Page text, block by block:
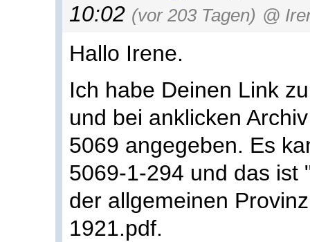
10:02 (vor 203 Tagen) @
Hallo Irene.
Ich habe Deinen Link
und bei anklicken
5069 angegeben. Es
5069-1-294 und das ist
der allgemeinen
1921.pdf.